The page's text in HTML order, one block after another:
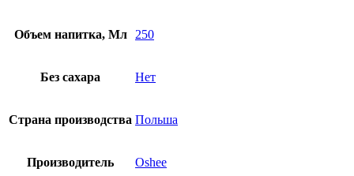
Объем напитка, Мл 250
Без сахара Нет
Страна производства Польша
Производитель Oshee